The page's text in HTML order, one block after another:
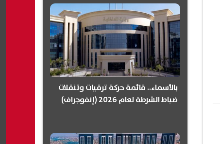
بالأسماء.. قائمة حركة ترقيات وتنقلات
ضباط الشرطة لعام 2026 (إنفوجراف)